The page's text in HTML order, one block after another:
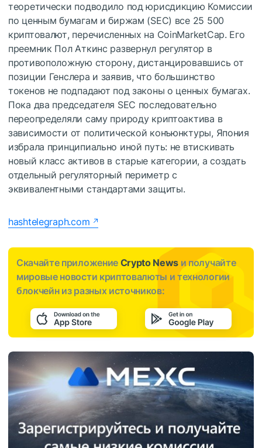
теоретически подводило под юрисдикцию Комиссии
по ценным бумагам и биржам (SEC) все 25 500
криптовалют, перечисленных на CoinMarketCap. Его
преемник Пол Аткинс развернул регулятор в
противоположную сторону, дистанцировавшись от
позиции Генслера и заявив, что большинство
токенов не подпадают под законы о ценных бумагах.
Пока два председателя SEC последовательно
переопределяли саму природу криптоактива в
зависимости от политической конъюнктуры, Япония
избрала принципиально иной путь: не втискивать
новый класс активов в старые категории, а создать
отдельный регуляторный периметр с
эквивалентными стандартами защиты.
hashtelegraph.com
Скачайте приложение Crypto News и получайте
мировые новости криптовалюты и технологии
блокчейн из разных источников: